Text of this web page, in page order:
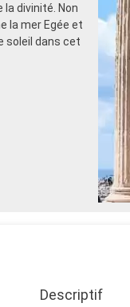
divinité. Non
la mer Egée et
soleil dans cet
Descriptif